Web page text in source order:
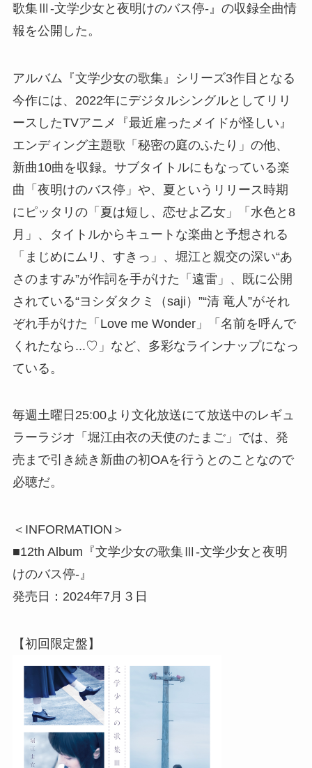
歌集Ⅲ-文学少女と夜明けのバス停-』の収録全曲情
報を公開した。
アルバム『文学少女の歌集』シリーズ3作目となる
今作には、2022年にデジタルシングルとしてリリ
ースしたTVアニメ『最近雇ったメイドが怪しい』
エンディング主題歌「秘密の庭のふたり」の他、
新曲10曲を収録。サブタイトルにもなっている楽
曲「夜明けのバス停」や、夏というリリース時期
にピッタリの「夏は短し、恋せよ乙女」「水色と8
月」、タイトルからキュートな楽曲と予想される
「まじめにムリ、すきっ」、堀江と親交の深い“あ
さのますみ”が作詞を手がけた「遠雷」、既に公開
されている“ヨシダタクミ（saji）”“清 竜人”がそれ
ぞれ手がけた「Love me Wonder」「名前を呼んで
くれたなら...♡」など、多彩なラインナップになっ
ている。
毎週土曜日25:00より文化放送にて放送中のレギュ
ラーラジオ「堀江由衣の天使のたまご」では、発
売まで引き続き新曲の初OAを行うとのことなので
必聴だ。
＜INFORMATION＞
■12th Album『文学少女の歌集Ⅲ-文学少女と夜明
けのバス停-』
発売日：2024年7月３日
【初回限定盤】